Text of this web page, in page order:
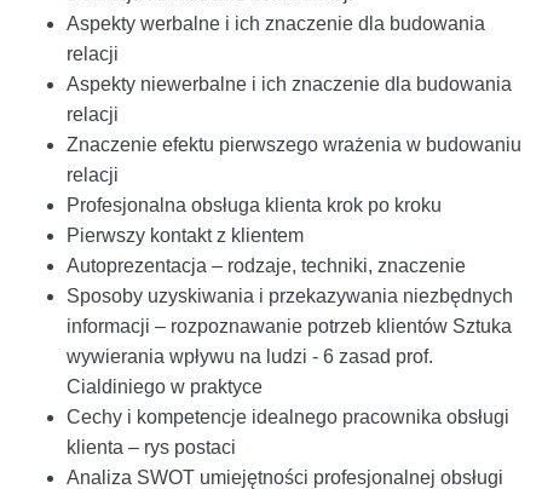
Aspekty werbalne i ich znaczenie dla budowania
relacji
Aspekty niewerbalne i ich znaczenie dla budowania
relacji
Znaczenie efektu pierwszego wrażenia w budowaniu
relacji
Profesjonalna obsługa klienta krok po kroku
Pierwszy kontakt z klientem
Autoprezentacja – rodzaje, techniki, znaczenie
Sposoby uzyskiwania i przekazywania niezbędnych
informacji – rozpoznawanie potrzeb klientów Sztuka
wywierania wpływu na ludzi - 6 zasad prof.
Cialdiniego w praktyce
Cechy i kompetencje idealnego pracownika obsługi
klienta – rys postaci
Analiza SWOT umiejętności profesjonalnej obsługi